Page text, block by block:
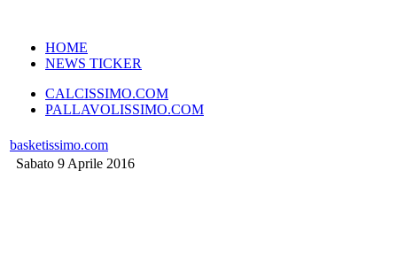
HOME
NEWS TICKER
CALCISSIMO.COM
PALLAVOLISSIMO.COM
basketissimo.com
Sabato 9 Aprile 2016